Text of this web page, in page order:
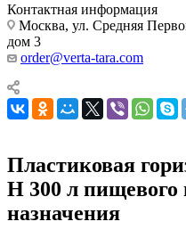
Контактная информация
Москва, ул. Средняя
дом 3
order@verta-tara.com
Пластиковая
H 300 л пищевого
назначения